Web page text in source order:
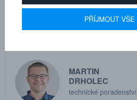
Dle tloušťky hadice
MARTIN
DRHOLEC
technické poradenství
PŘÍJMOUT VŠE